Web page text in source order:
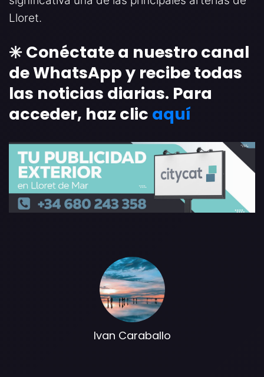
Lloret.
✳️ Conéctate a nuestro canal
de WhatsApp y recibe todas
las noticias diarias. Para
acceder, haz clic aquí
Ivan Caraballo